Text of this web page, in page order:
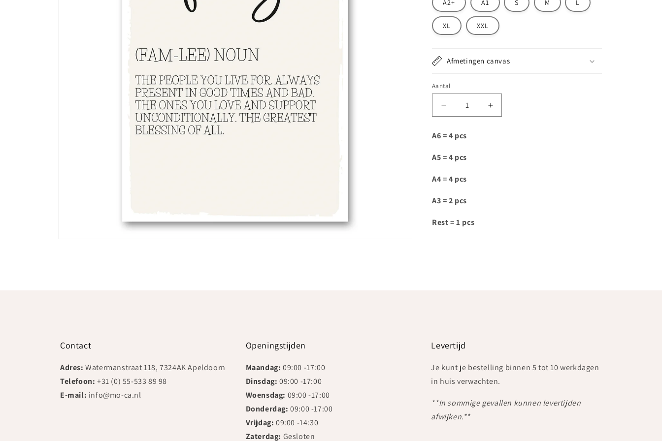
A2+ A1 S M L
XL XXL
Afmetingen canvas
Aantal
Aantal
verlagen
T151
Aantal
verhogen
A6 = 4 pcs
A5 = 4 pcs
A4 = 4 pcs
A3 = 2 pcs
Rest = 1 pcs
Contact
Adres:Watermanstraat 118, 7324AK Apeldoorn
Telefoon: +31 (0) 55-533 89 98
E-mail: info@mo-ca.nl
Openingstijden
Maandag: 09:00 -17:00
Dinsdag:09:00 -17:00
Woensdag: 09:00 -17:00
Donderdag: 09:00 -17:00
Vrijdag: 09:00 -14:30
Zaterdag: Gesloten
Levertijd
Je kunt je bestelling binnen 5 tot 10 werkdagen
in huis verwachten.
**In sommige gevallen kunnen levertijden
afwijken.**